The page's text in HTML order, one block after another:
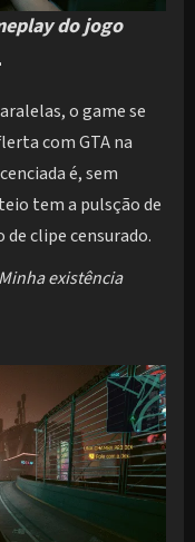
do jogo
o game se
com GTA na
é, sem
tem a pulsção de
de clipe censurado.
Minha existência